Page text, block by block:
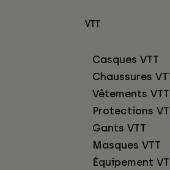
VTT
Casques VTT
Chaussures
Vêtements VTT
Protections
Gants VTT
Masques VTT
Équipement